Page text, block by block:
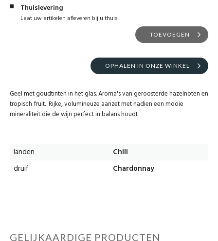
Thuislevering
Laat uw artikelen afleveren bij u thuis
TOEVOEGEN
OPHALEN IN ONZE WINKEL
Geel met goudtinten in het glas. Aroma's van geroosterde hazelnoten en
tropisch fruit. Rijke, volumineuze aanzet met nadien een mooie
mineraliteit die de wijn perfect in balans houdt
landen
Chili
druif
Chardonnay
GELIJKAARDIGE PRODUCTEN